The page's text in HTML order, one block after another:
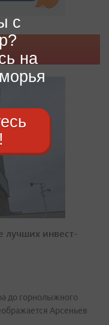
лучших инвест-
до горнолыжного
Арсеньев
с
на